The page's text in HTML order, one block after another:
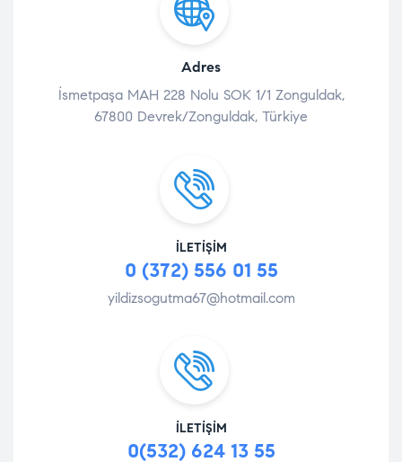
Adres
İsmetpaşa MAH 228 Nolu SOK 1/1 Zonguldak,
67800 Devrek/Zonguldak, Türkiye
İLETIŞIM
0 (372) 556 01 55
yildizsogutma67@hotmail.com
İLETIŞIM
0(532) 624 13 55